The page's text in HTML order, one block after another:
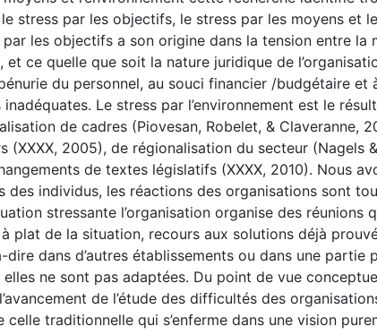
stress par les objectifs, le stress par les moyens et
par les objectifs a son origine dans la tension entre la
et ce quelle que soit la nature juridique de
du personnel, au souci financier /budgétaire et
Le stress par l’environnement est le
de cadres (Piovesan, Robelet, & Claveranne,
(XXXX, 2005), de régionalisation du secteur (Nagels
de textes législatifs (XXXX, 2010). Nous
des individus, les réactions des organisations sont
stressante l’organisation organise des réunions
plat de la situation, recours aux solutions déjà
dire dans d’autres établissements ou dans une partie
elles ne sont pas adaptées. Du point de vue
de l’étude des difficultés des
traditionnelle qui s’enferme dans une vision